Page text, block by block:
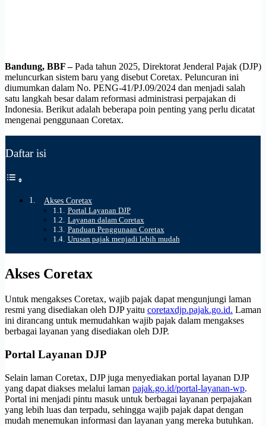
Bandung, BBF –Pada tahun 2025, Direktorat Jenderal Pajak (DJP)
meluncurkan sistem baru yang disebut Coretax. Peluncuran ini
diumumkan dalam No. PENG-41/PJ.09/2024 dan menjadi salah
satu langkah besar dalam reformasi administrasi perpajakan di
Indonesia. Berikut adalah beberapa poin penting yang perlu dicatat
mengenai penggunaan Coretax.
Daftar isi
Akses Coretax
Portal Layanan DJP
Layanan dalam Coretax
Panduan Penggunaan Coretax
Urusan pajak menjadi lebih mudah
Akses Coretax
Untuk mengakses Coretax, wajib pajak dapat mengunjungi laman
resmi yang disediakan oleh DJP yaitu coretaxdjp.pajak.go.id. Laman
ini dirancang untuk memudahkan wajib pajak dalam mengakses
berbagai layanan yang disediakan oleh DJP.
Portal Layanan DJP
Selain laman Coretax, DJP juga menyediakan portal layanan DJP
yang dapat diakses melalui laman pajak.go.id/portal-layanan-wp.
Portal ini menjadi pintu masuk untuk berbagai layanan perpajakan
yang lebih luas dan terpadu, sehingga wajib pajak dapat dengan
mudah menemukan informasi dan layanan yang mereka butuhkan.